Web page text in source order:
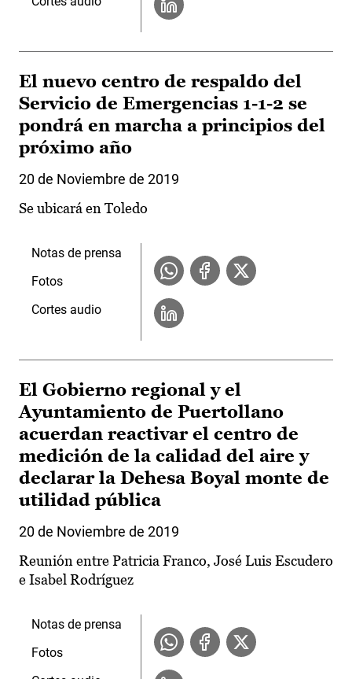
El nuevo centro de respaldo del
Servicio de Emergencias 1-1-2 se
pondrá en marcha a principios del
próximo año
20 de Noviembre de 2019
Se ubicará en Toledo
Notas de prensa
Fotos
Cortes audio
El Gobierno regional y el
Ayuntamiento de Puertollano
acuerdan reactivar el centro de
medición de la calidad del aire y
declarar la Dehesa Boyal monte de
utilidad pública
20 de Noviembre de 2019
Reunión entre Patricia Franco, José Luis Escudero
e Isabel Rodríguez
Notas de prensa
Fotos